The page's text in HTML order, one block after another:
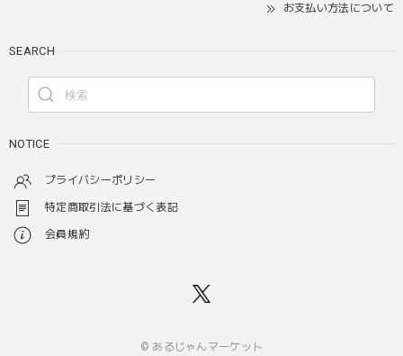
お支払い方法について
SEARCH
NOTICE
プライバシーポリシー
特定商取引法に基づく表記
会員規約
© あるじゃんマーケット